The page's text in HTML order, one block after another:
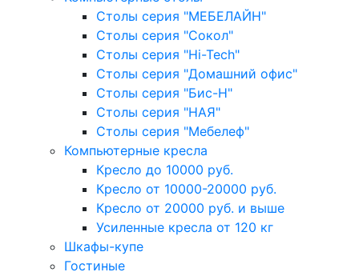
Столы серия "МЕБЕЛАЙН"
Столы серия "Сокол"
Столы серия "Hi-Tech"
Столы серия "Домашний офис"
Столы серия "Бис-Н"
Столы серия "НАЯ"
Столы серия "Мебелеф"
Компьютерные кресла
Кресло до 10000 руб.
Кресло от 10000-20000 руб.
Кресло от 20000 руб. и выше
Усиленные кресла от 120 кг
Шкафы-купе
Гостиные